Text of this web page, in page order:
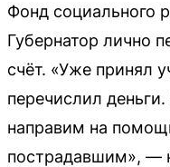
Фонд социального
Губернатор лично
счёт. «Уже принял
перечислил
направим на
пострадавшим», —